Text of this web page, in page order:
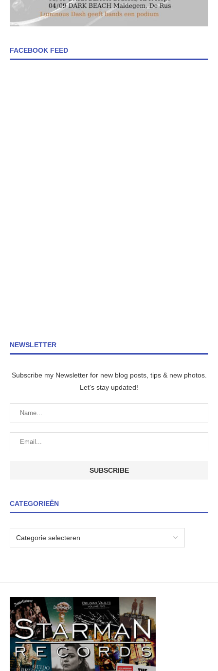
FACEBOOK FEED
NEWSLETTER
Subscribe my Newsletter for new blog posts, tips & new photos.
Let's stay updated!
CATEGORIEËN